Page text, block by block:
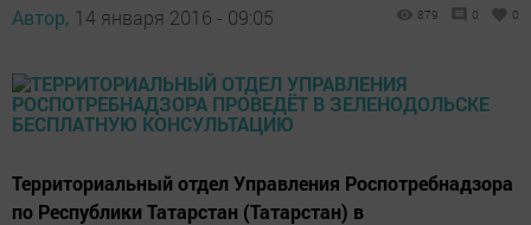
Автор, 14 января 2016 - 09:05 879 0 0
Территориальный отдел Управления Роспотребнадзора
по Республики Татарстан (Татарстан) в